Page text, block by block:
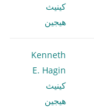
كينيث
هيجين
Kenneth
E. Hagin
كينيث
هيجين